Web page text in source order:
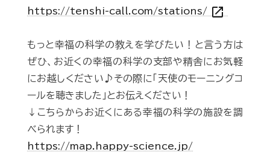
https://tenshi-call.com/stations/ open_in_new
もっと幸福の科学の教えを学びたい！と言う方は
ぜひ、お近くの幸福の科学の支部や精舎にお気軽
にお越しください♪その際に「天使のモーニングコ
ールを聴きました」とお伝えください！
↓こちらからお近くにある幸福の科学の施設を調
べられます！
https://map.happy-science.jp/